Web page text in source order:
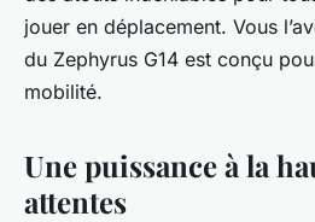
jouer en déplacement. Vous
du Zephyrus G14 est conçu
mobilité.
Une puissance à la
attentes